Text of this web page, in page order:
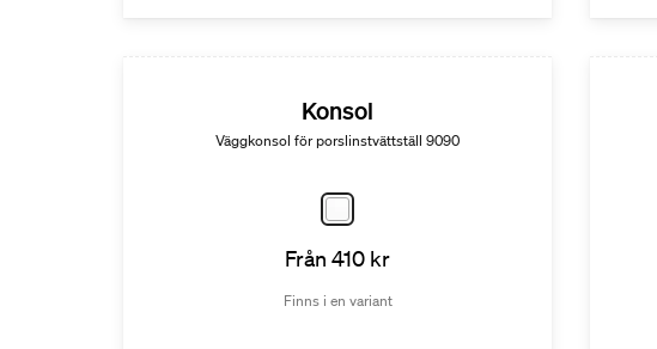
Konsol
Väggkonsol för porslinstvättställ 9090
Från 410 kr
Finns i en variant